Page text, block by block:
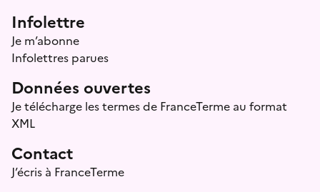
Infolettre
Je m’abonne
Infolettres parues
Données ouvertes
Je télécharge les termes de FranceTerme au format
XML
Contact
J’écris à FranceTerme